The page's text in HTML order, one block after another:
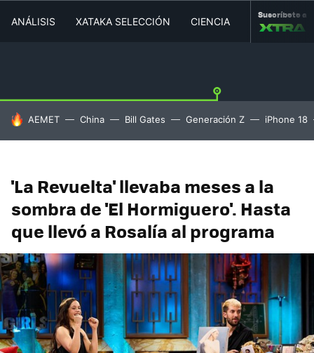
ANÁLISIS XATAKA SELECCIÓN CIENCIA MOVILIDAD
Suscríbete a
HOY SE HABLA DE
AEMET China Bill Gates Generación Z iPhone 18
'La Revuelta' llevaba meses a la
sombra de 'El Hormiguero'. Hasta
que llevó a Rosalía al programa